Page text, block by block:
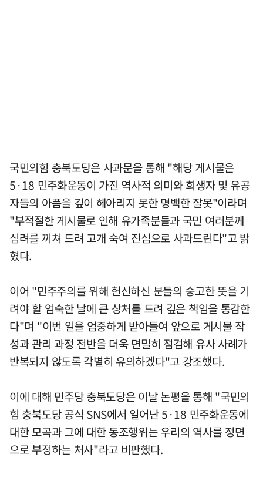
국민의힘 충북도당은 사과문을 통해 "해당 게시물은
5·18 민주화운동이 가진 역사적 의미와 희생자 및 유공
자들의 아픔을 깊이 헤아리지 못한 명백한 잘못"이라며
"부적절한 게시물로 인해 유가족분들과 국민 여러분께
심려를 끼쳐 드려 고개 숙여 진심으로 사과드린다"고 밝
혔다.
이어 "민주주의를 위해 헌신하신 분들의 숭고한 뜻을 기
려야 할 엄숙한 날에 큰 상처를 드려 깊은 책임을 통감한
다"며 "이번 일을 엄중하게 받아들여 앞으로 게시물 작
성과 관리 과정 전반을 더욱 면밀히 점검해 유사 사례가
반복되지 않도록 각별히 유의하겠다"고 강조했다.
이에 대해 민주당 충북도당은 이날 논평을 통해 "국민의
힘 충북도당 공식 SNS에서 일어난 5·18 민주화운동에
대한 모곡과 그에 대한 동조행위는 우리의 역사를 정면
으로 부정하는 처사"라고 비판했다.